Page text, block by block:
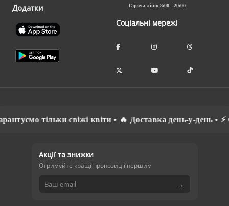
Додатки Гаряча лінія 8:00 - 20:00
Соціальні мережі
свіжі квіти • 🔥 Доставка день-у-день • ⚡
Акції та знижки
Отримуйте кращі пропозиції першим
→